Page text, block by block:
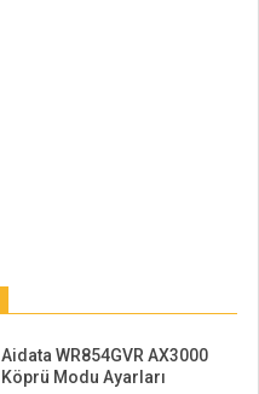
Aidata WR854GVR AX3000
Köprü Modu Ayarları